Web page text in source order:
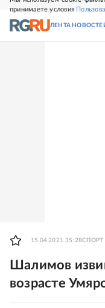
принимаете условия
СВЕЖИЙ НОМЕР
ЛЕНТА
15.04.2021 15:28СПОРТ
Шалимов
возрасте